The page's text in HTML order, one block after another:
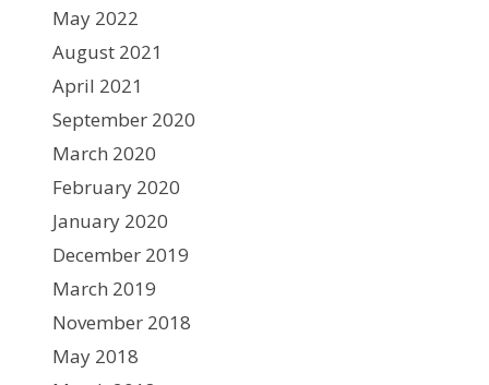
May 2022
August 2021
April 2021
September 2020
March 2020
February 2020
January 2020
December 2019
March 2019
November 2018
May 2018